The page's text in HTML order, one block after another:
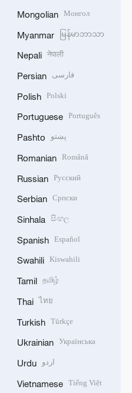
Mongolian Монгол
Myanmar မြန်မာဘာသာ
Nepali नेपाली
Persian فارسی
Polish Polski
Portuguese Português
Pashto پښتو
Romanian Română
Russian Русский
Serbian Српски
Sinhala සිංහල
Spanish Español
Swahili Kiswahili
Tamil தமிழ்
Thai ไทย
Turkish Türkçe
Ukrainian Українська
Urdu اردو
Vietnamese Tiếng Việt